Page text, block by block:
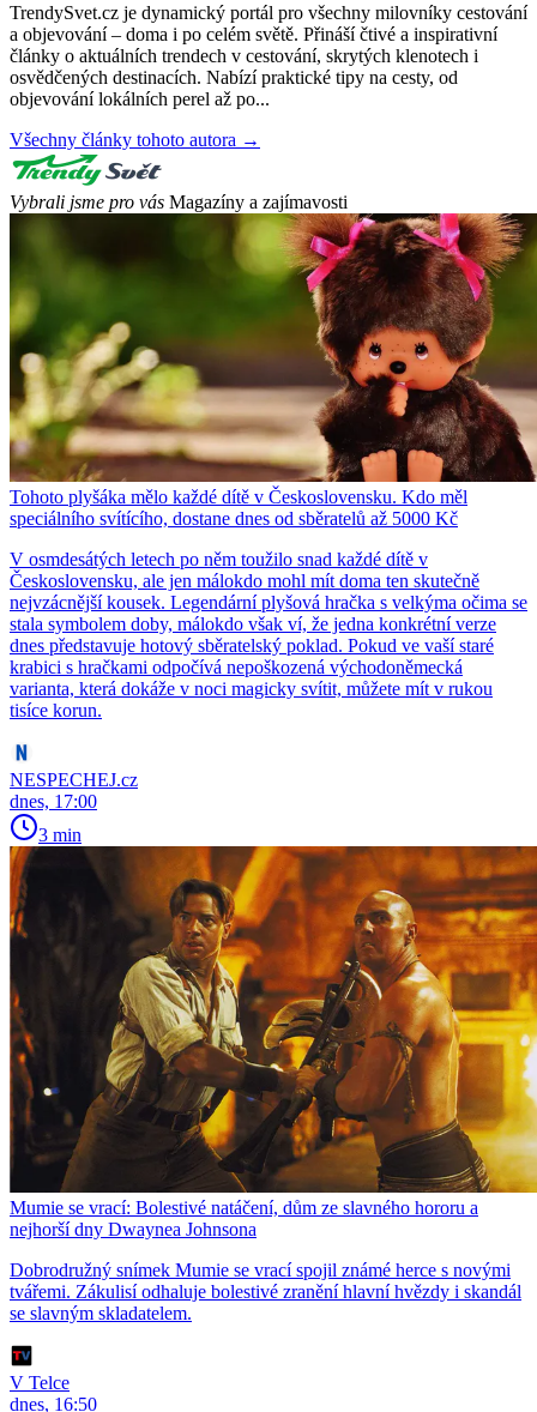
TrendySvet.cz je dynamický portál pro všechny milovníky cestování
a objevování – doma i po celém světě. Přináší čtivé a inspirativní
články o aktuálních trendech v cestování, skrytých klenotech i
osvědčených destinacích. Nabízí praktické tipy na cesty, od
objevování lokálních perel až po...
Všechny články tohoto autora →
Vybrali jsme pro vás Magazíny a zajímavosti
Tohoto plyšáka mělo každé dítě v Československu. Kdo měl
speciálního svítícího, dostane dnes od sběratelů až 5000 Kč
V osmdesátých letech po něm toužilo snad každé dítě v
Československu, ale jen málokdo mohl mít doma ten skutečně
nejvzácnější kousek. Legendární plyšová hračka s velkýma očima se
stala symbolem doby, málokdo však ví, že jedna konkrétní verze
dnes představuje hotový sběratelský poklad. Pokud ve vaší staré
krabici s hračkami odpočívá nepoškozená východoněmecká
varianta, která dokáže v noci magicky svítit, můžete mít v rukou
tisíce korun.
NESPECHEJ.cz
dnes, 17:00
3 min
Mumie se vrací: Bolestivé natáčení, dům ze slavného hororu a
nejhorší dny Dwaynea Johnsona
Dobrodružný snímek Mumie se vrací spojil známé herce s novými
tvářemi. Zákulisí odhaluje bolestivé zranění hlavní hvězdy i skandál
se slavným skladatelem.
V Telce
dnes, 16:50